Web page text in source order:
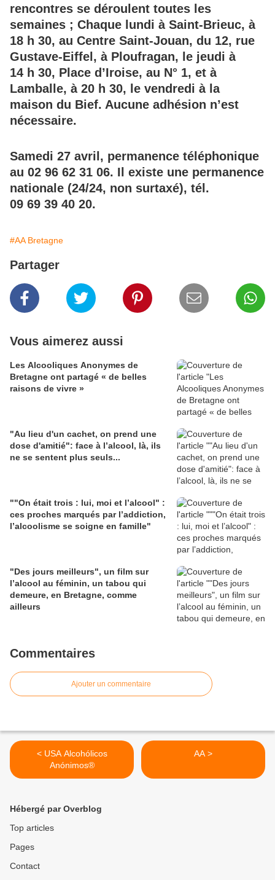
rencontres se déroulent toutes les
semaines ; Chaque lundi à Saint-Brieuc, à
18 h 30, au Centre Saint-Jouan, du 12, rue
Gustave-Eiffel, à Ploufragan, le jeudi à
14 h 30, Place d’Iroise, au N° 1, et à
Lamballe, à 20 h 30, le vendredi à la
maison du Bief. Aucune adhésion n’est
nécessaire.
Samedi 27 avril, permanence téléphonique
au 02 96 62 31 06. Il existe une permanence
nationale (24/24, non surtaxé), tél.
09 69 39 40 20.
#AA Bretagne
Partager
Vous aimerez aussi
Les Alcooliques Anonymes de
Bretagne ont partagé « de belles
raisons de vivre »
"Au lieu d'un cachet, on prend une
dose d'amitié": face à l’alcool, là, ils
ne se sentent plus seuls...
""On était trois : lui, moi et l’alcool" :
ces proches marqués par l’addiction,
l’alcoolisme se soigne en famille"
"Des jours meilleurs", un film sur
l’alcool au féminin, un tabou qui
demeure, en Bretagne, comme
ailleurs
Commentaires
Ajouter un commentaire
< USA Alcohólicos
Anónimos®
AA >
Hébergé par Overblog
Top articles
Pages
Contact